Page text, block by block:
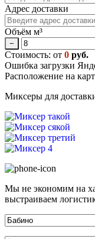
Адрес доставки
Объём м³
−
Стоимость: от 0 руб.
Ошибка загрузки
Расположение на
Миксеры для
Мы не экономим на
выстраиваем